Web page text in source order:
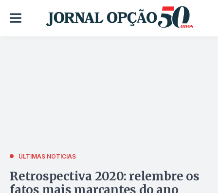
ÚLTIMAS NOTÍCIAS
Retrospectiva 2020: relembre os
fatos mais marcantes do ano